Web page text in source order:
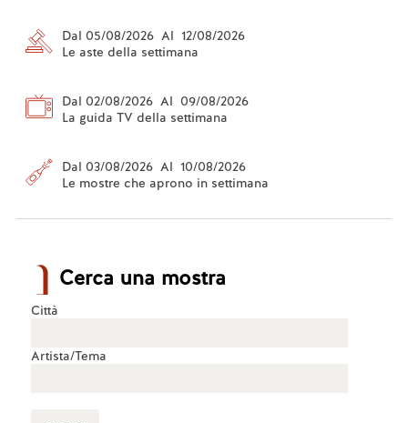
Dal 05/08/2026 Al 12/08/2026
Le aste della settimana
Dal 02/08/2026 Al 09/08/2026
La guida TV della settimana
Dal 03/08/2026 Al 10/08/2026
Le mostre che aprono in settimana
Cerca una mostra
Città
Artista/Tema